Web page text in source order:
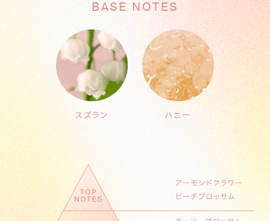
BASE NOTES
スズラン ハニー